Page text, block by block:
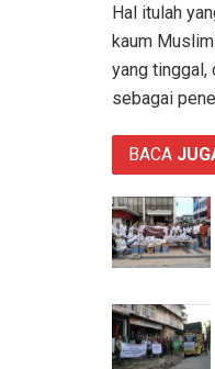
Hal itulah
kaum
yang tinggal,
sebagai
BACA